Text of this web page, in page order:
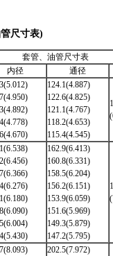
尺寸表)
套管、油管尺寸表
内径 通径
124.1(4.887)
122.6(4.825)
121.1(4.767)
118.2(4.653)
115.4(4.545)
162.9(6.413)
160.8(6.331)
158.5(6.204)
156.2(6.151)
153.9(6.059)
151.6(5.969)
149.3(5.879)
147.2(5.795)
202.5(7.972)